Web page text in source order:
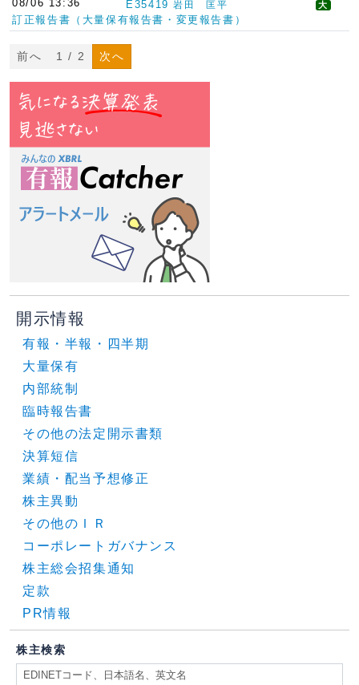
08/06 13:36 E35419 岩田 匡平 大
訂正報告書（大量保有報告書・変更報告書）
前へ 1 / 2 次へ
開示情報
有報・半報・四半期
大量保有
内部統制
臨時報告書
その他の法定開示書類
決算短信
業績・配当予想修正
株主異動
その他のＩＲ
コーポレートガバナンス
株主総会招集通知
定款
PR情報
株主検索